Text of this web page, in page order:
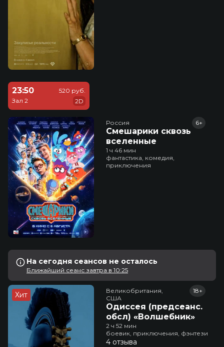
23:50
Зал 2
520 руб.
2D
Россия
Смешарики сквозь
вселенные
6+
1 ч 46 мин
фантастика, комедия,
приключения
На сегодня сеансов не осталось
Ближайший сеанс завтра в 10:25
Хит
Великобритания,
США
Одиссея (предсеанс.
обсл) «Волшебник»
18+
2 ч 52 мин
боевик, приключения, фэнтези
4 отзыва